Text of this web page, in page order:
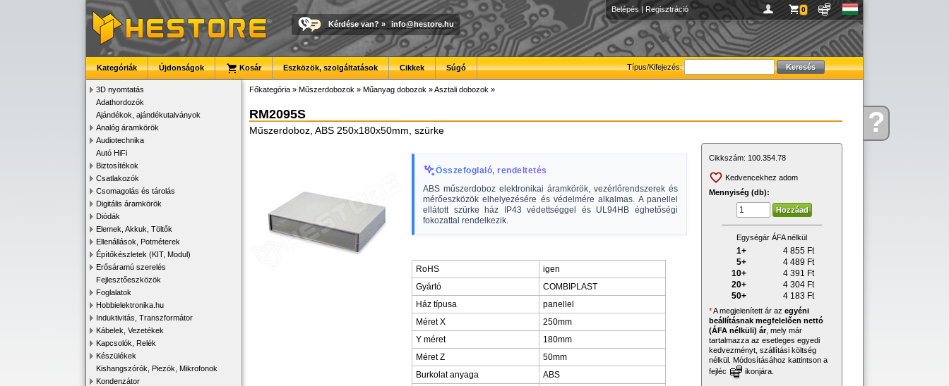
Kérdése?
Belépés | Regisztráció 0
Kérdése van? » info@hestore.hu
Típus/Kifejezés:
Kategóriák Újdonságok Kosár Eszközök, szolgáltatások Cikkek Súgó
3D nyomtatás
Adathordozók
Ajándékok, ajándékutalványok
Analóg áramkörök
Audiotechnika
Autó HiFi
Biztosítékok
Csatlakozók
Csomagolás és tárolás
Digitális áramkörök
Diódák
Elemek, Akkuk, Töltők
Ellenállások, Potméterek
Építőkészletek (KIT, Modul)
Erősáramú szerelés
Fejlesztőeszközök
Foglalatok
Hobbielektronika.hu
Induktivitás, Transzformátor
Kábelek, Vezetékek
Kapcsolók, Relék
Készülékek
Kishangszórók, Piezók, Mikrofonok
Kondenzátor
Főkategória » Műszerdobozok » Műanyag dobozok »Asztali dobozok »
RM2095S
Műszerdoboz, ABS 250x180x50mm, szürke
Összefoglaló, rendeltetés
ABS műszerdoboz elektronikai áramkörök, vezérlőrendszerek és
mérőeszközök elhelyezésére és védelmére alkalmas. A panellel
ellátott szürke ház IP43 védettséggel és UL94HB éghetőségi
fokozattal rendelkezik.
RoHS
igen
Gyártó
COMBIPLAST
Ház típusa
panellel
Méret X
250mm
Y méret
180mm
Méret Z
50mm
Burkolat anyaga
ABS
Cikkszám: 100.354.78
Kedvencekhez adom
Mennyiség (db):
Egységár ÁFA nélkül
1+ 4 855 Ft
5+
4 489 Ft
10+
4 391 Ft
20+
4 304 Ft
50+
4 183 Ft
*A megjelenített ár az egyéni
beállításnak megfelelően nettó
(ÁFA nélküli) ár, mely már
tartalmazza az esetleges egyedi
kedvezményt, szállítási költség
nélkül. Módosításához kattintson a
fejléc
ikonjára.